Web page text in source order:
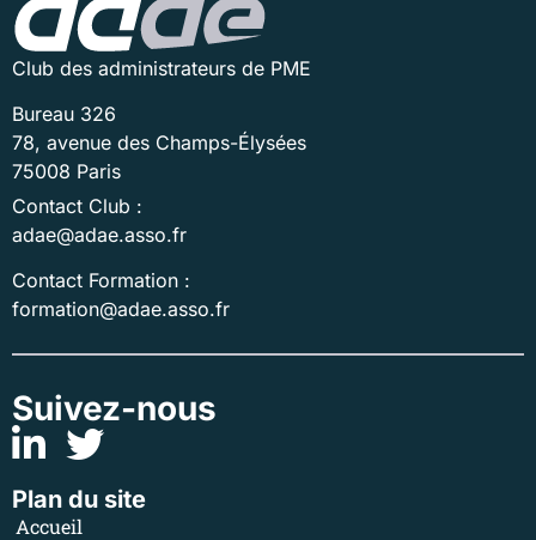
Club des administrateurs de PME
Bureau 326
78, avenue des Champs-Élysées
75008 Paris
Contact Club :
adae@adae.asso.fr
Contact Formation :
formation@adae.asso.fr
Suivez-nous
Plan du site
Accueil